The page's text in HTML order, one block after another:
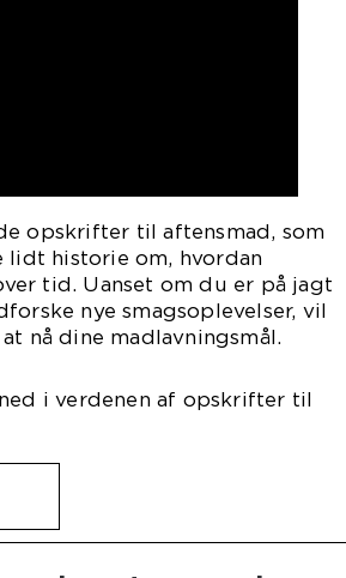
opskrifter til aftensmad, som
lidt historie om, hvordan
tid. Uanset om du er på jagt
nye smagsoplevelser, vil
nå dine madlavningsmål.
i verdenen af opskrifter til